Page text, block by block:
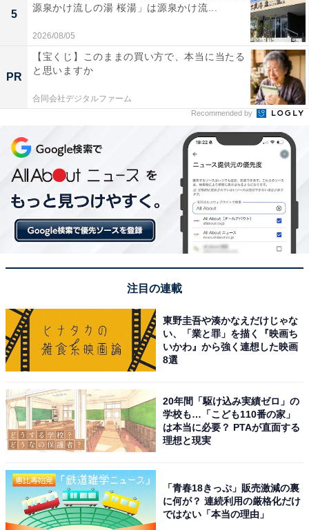
5
源泉かけ流しの湯 桜湯」は源泉かけ流...
2026/08/05
PR
【宝くじ】このままの買い方で、本当に当たる
と思いますか
合同会社デジタルファーム
Recommended by
注目の連載
東野圭吾や湊かなえだけじゃな
い、「業と罪」を描く『映画ち
いかわ』から強く連想した映画
8選
20年間「駆け込み実績ゼロ」の
学校も…「こども110番の家」
は本当に必要？ PTAが直面する
理想と現実
「青春18きっぷ」販売激減の裏
に何が？ 連続利用の厳格化だけ
ではない「本当の理由」